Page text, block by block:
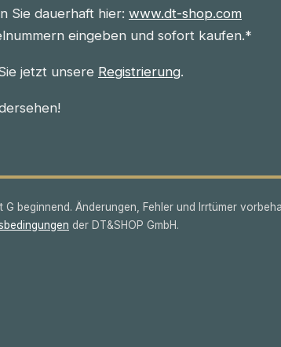
Sie dauerhaft hier: www.dt-shop.com
eingeben und sofort kaufen.*
jetzt unsere Registrierung.
G beginnend. Änderungen, Fehler und Irrtümer
der DT&SHOP GmbH.